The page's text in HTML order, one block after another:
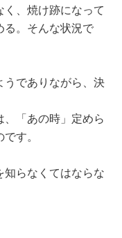
、焼け跡になって
る。そんな状況で
でありながら、決
「あの時」定めら
す。
らなくてはならな